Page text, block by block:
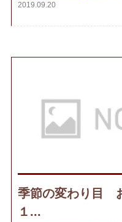
2019.09.20
季節の変わり目
１...